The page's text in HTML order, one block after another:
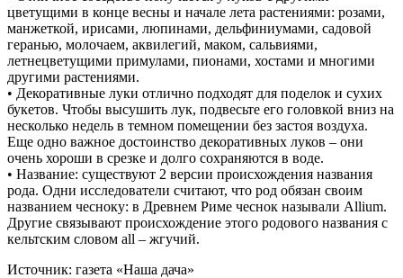
цветущими в конце весны и начале лета растениями: розами,
манжеткой, ирисами, люпинами, дельфиниумами, садовой
геранью, молочаем, аквилегий, маком, сальвиями,
летнецветущими примулами, пионами, хостами и многими
другими растениями.
• Декоративные луки отлично подходят для поделок и сухих
букетов. Чтобы высушить лук, подвесьте его головкой вниз на
несколько недель в темном помещении без застоя воздуха.
Еще одно важное достоинство декоративных луков – они
очень хороши в срезке и долго сохраняются в воде.
• Название: существуют 2 версии происхождения названия
рода. Одни исследователи считают, что род обязан своим
названием чесноку: в Древнем Риме чеснок называли Allium.
Другие связывают происхождение этого родового названия с
кельтским словом all – жгучий.
Источник: газета «Наша дача»